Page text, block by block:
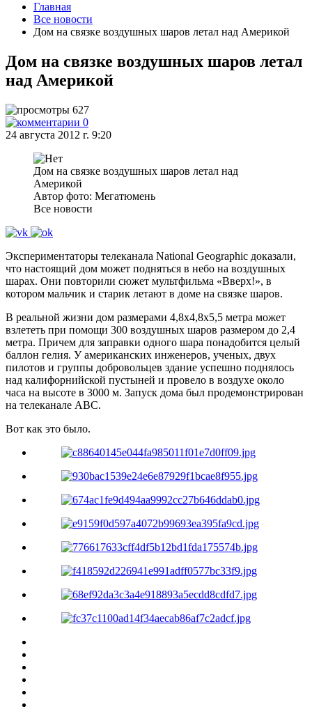
Главная
Все новости
Дом на связке воздушных шаров летал над Америкой
Дом на связке воздушных шаров летал
над Америкой
627
0
24 августа 2012 г. 9:20
Дом на связке воздушных шаров летал над
Америкой
Автор фото: Мегатюмень
Все новости
Экспериментаторы телеканала National Geographic доказали,
что настоящий дом может подняться в небо на воздушных
шарах. Они повторили сюжет мультфильма «Вверх!», в
котором мальчик и старик летают в доме на связке шаров.
В реальной жизни дом размерами 4,8х4,8х5,5 метра может
взлететь при помощи 300 воздушных шаров размером до 2,4
метра. Причем для заправки одного шара понадобится целый
баллон гелия. У американских инженеров, ученых, двух
пилотов и группы добровольцев здание успешно поднялось
над калифорнийской пустыней и провело в воздухе около
часа на высоте в 3000 м. Запуск дома был продемонстрирован
на телеканале ABC.
Вот как это было.